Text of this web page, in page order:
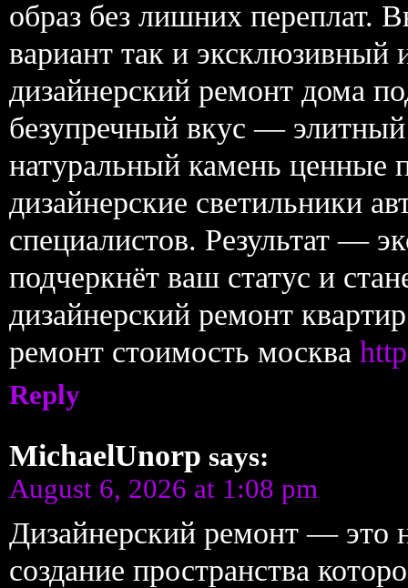
образ без лишних переплат.
вариант так и эксклюзивный
дизайнерский ремонт дома
безупречный вкус —
натуральный камень ценные
дизайнерские светильники
специалистов. Результат —
подчеркнёт ваш статус и
дизайнерский ремонт
ремонт стоимость москва
Reply
MichaelUnorp says:
August 6, 2026 at 1:08 pm
Дизайнерский ремонт — это
создание пространства